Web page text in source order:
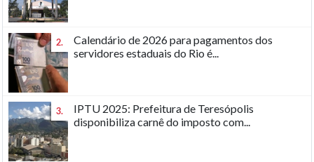
2.
Calendário de 2026 para pagamentos dos
servidores estaduais do Rio é...
3.
IPTU 2025: Prefeitura de Teresópolis
disponibiliza carnê do imposto com...